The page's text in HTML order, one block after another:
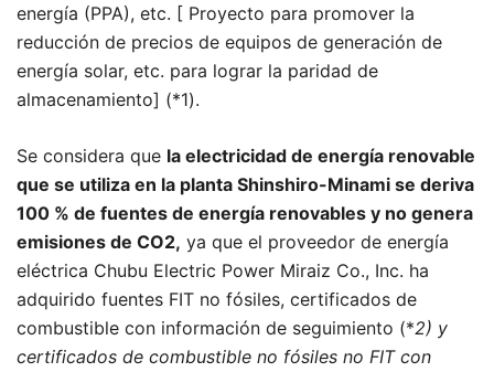
energía (PPA), etc. [ Proyecto para promover la
reducción de precios de equipos de generación de
energía solar, etc. para lograr la paridad de
almacenamiento] (*1).
Se considera que la electricidad de energía renovable
que se utiliza en la planta Shinshiro-Minami se deriva
100 % de fuentes de energía renovables y no genera
emisiones de CO2, ya que el proveedor de energía
eléctrica Chubu Electric Power Miraiz Co., Inc. ha
adquirido fuentes FIT no fósiles, certificados de
combustible con información de seguimiento (*2) y
certificados de combustible no fósiles no FIT con